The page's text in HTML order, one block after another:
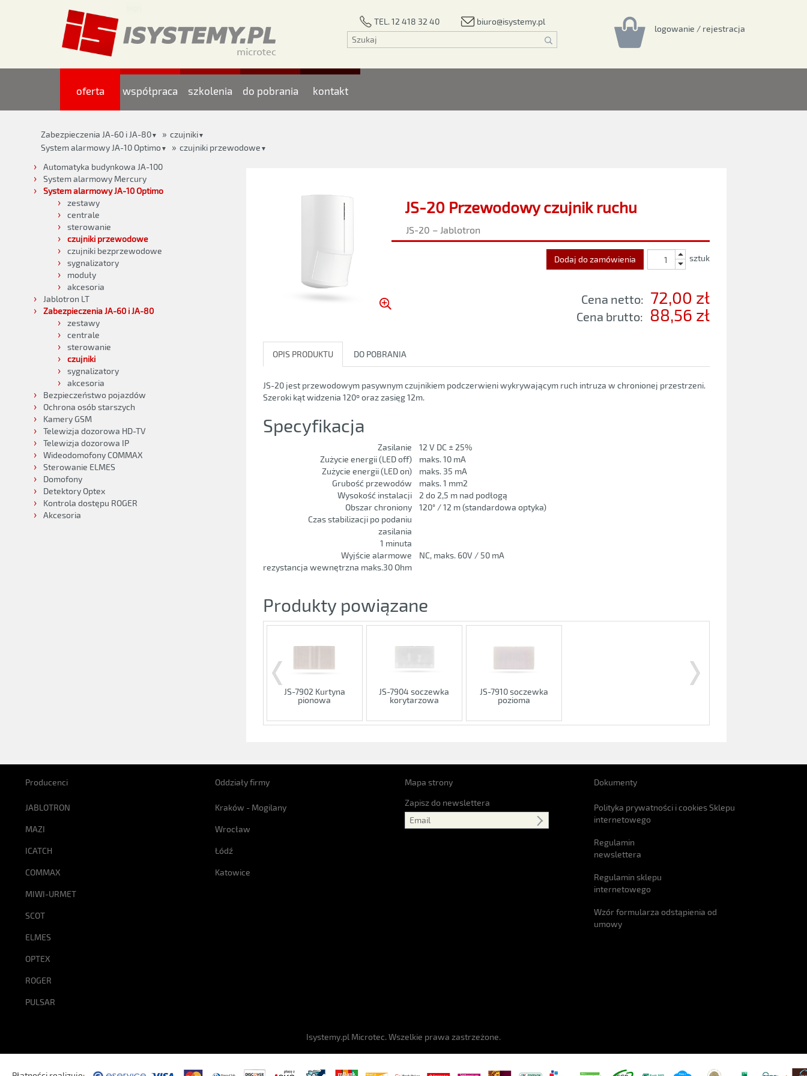
TEL. 12 418 32 40 biuro@isystemy.pl
logowanie / rejestracja
oferta współpraca szkolenia do pobrania kontakt
Zabezpieczenia JA-60 i JA-80▼ » czujniki▼
System alarmowy JA-10 Optimo▼ » czujniki przewodowe ▼
Automatyka budynkowa JA-100
System alarmowy Mercury
System alarmowy JA-10 Optimo
zestawy
centrale
sterowanie
czujniki przewodowe
czujniki bezprzewodowe
sygnalizatory
moduły
akcesoria
Jablotron LT
Zabezpieczenia JA-60 i JA-80
zestawy
centrale
sterowanie
czujniki
sygnalizatory
akcesoria
Bezpieczeństwo pojazdów
Ochrona osób starszych
Kamery GSM
Telewizja dozorowa HD-TV
Telewizja dozorowa IP
Wideodomofony COMMAX
Sterowanie ELMES
Domofony
Detektory Optex
Kontrola dostępu ROGER
Akcesoria
JS-20 Przewodowy czujnik ruchu
JS-20 – Jablotron
Dodaj do zamówienia sztuk
Cena netto: 72,00 zł
Cena brutto: 88,56 zł
OPIS PRODUKTU DO POBRANIA
JS-20 jest przewodowym pasywnym czujnikiem podczerwieni wykrywającym ruch intruza w chronionej przestrzeni.
Szeroki kąt widzenia 120º oraz zasięg 12m.
Specyfikacja
Zasilanie
12 V DC ± 25%
Zużycie energii (LED off)
maks. 10 mA
Zużycie energii (LED on)
maks. 35 mA
Grubość przewodów
maks. 1 mm2
Wysokość instalacji
2 do 2,5 m nad podłogą
Obszar chroniony
120° / 12 m (standardowa optyka)
Czas stabilizacji po podaniu
zasilania
1 minuta
Wyjście alarmowe
NC, maks. 60V / 50 mA
rezystancja wewnętrzna maks.30 Ohm
Produkty powiązane
JS-7902 Kurtyna
pionowa
JS-7904 soczewka
korytarzowa
JS-7910 soczewka
pozioma
Producenci
JABLOTRON
MAZI
ICATCH
COMMAX
MIWI-URMET
SCOT
ELMES
OPTEX
ROGER
PULSAR
Oddziały firmy
Kraków - Mogilany
Wrocław
Łódź
Katowice
Mapa strony
Zapisz do newslettera
Dokumenty
Polityka prywatności i cookies Sklepu
internetowego
Regulamin
newslettera
Regulamin sklepu
internetowego
Wzór formularza odstąpienia od
umowy
Isystemy.pl Microtec. Wszelkie prawa zastrzeżone.